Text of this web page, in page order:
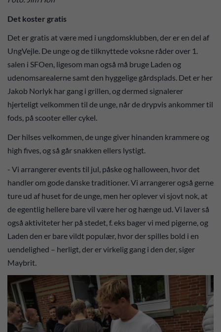
Det koster gratis
Det er gratis at være med i ungdomsklubben, der er en del af
UngVejle. De unge og de tilknyttede voksne råder over 1.
salen i SFOen, ligesom man også må bruge Laden og
udenomsarealerne samt den hyggelige gårdsplads. Det er her
Jakob Norlyk har gang i grillen, og dermed signalerer
hjerteligt velkommen til de unge, når de drypvis ankommer til
fods, på scooter eller cykel.
Der hilses velkommen, de unge giver hinanden krammere og
high fives, og så går snakken ellers lystigt.
- Vi arrangerer events til jul, påske og halloween, hvor det
handler om gode danske traditioner. Vi arrangerer også gerne
ture ud af huset for de unge, men her oplever vi sjovt nok, at
de egentlig hellere bare vil være her og hænge ud. Vi laver så
også aktiviteter her på stedet, f. eks bager vi med pigerne, og
Laden den er bare vildt populær, hvor der spilles bold i en
uendelighed – herligt, der er virkelig gang i den der, siger
Maybrit.